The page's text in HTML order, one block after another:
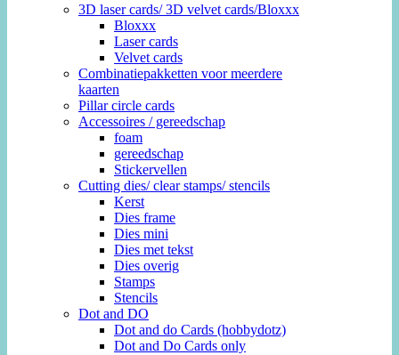
3D laser cards/ 3D velvet cards/Bloxxx
Bloxxx
Laser cards
Velvet cards
Combinatiepakketten voor meerdere
kaarten
Pillar circle cards
Accessoires / gereedschap
foam
gereedschap
Stickervellen
Cutting dies/ clear stamps/ stencils
Kerst
Dies frame
Dies mini
Dies met tekst
Dies overig
Stamps
Stencils
Dot and DO
Dot and do Cards (hobbydotz)
Dot and Do Cards only